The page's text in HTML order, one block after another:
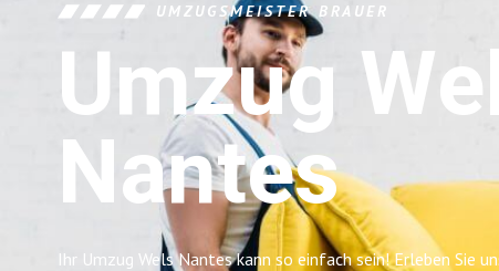
UMZUGSMEISTER BRAUER
Umzug
Nantes
Ihr Umzug Wels Nantes kann so einfach sein! Erleben Sie